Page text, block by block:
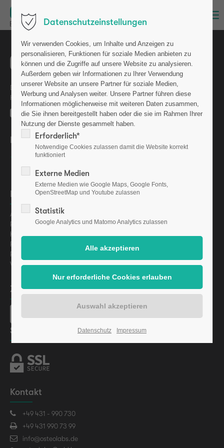
Die osteolabs GmbH ist eine Ausgründung aus dem GEOMAR
Helmholtz-Zentrum für Ozeanforschung Kiel.
Bewerten Sie uns auf
Informationen
Aktuelles
Presse
Karriere
Finanzierung
Regulatorische Informationen
Vermögensanlagen-Informationsblatt (VIB) gem. §§ 2a
Zahlungsarten
Sicherheit
Kontakt
+49 431 - 990 730
+49 431 990 73 99
info@osteolabs.de
Datenschutzeinstellungen
Wir verwenden Cookies, um Inhalte und Anzeigen zu
personalisieren, Funktionen für soziale Medien anbieten zu
können und die Zugriffe auf unsere Website zu analysieren.
Außerdem geben wir Informationen zu Ihrer Verwendung
unserer Website an unsere Partner für soziale Medien,
Werbung und Analysen weiter. Unsere Partner führen diese
Informationen möglicherweise mit weiteren Daten zusammen,
die Sie ihnen bereitgestellt haben oder die sie im Rahmen Ihrer
Nutzung der Dienste gesammelt haben.
Erforderlich*
Notwendige Cookies zulassen damit die Website korrekt
funktioniert
Externe Medien
Externe Medien wie Google Maps, Google Fonts,
OpenStreetMap und Youtube zulassen
Statistik
Google Analytics und Matomo Analytics zulassen
Datenschutz Impressum